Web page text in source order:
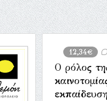
12,34€
Ο ρόλος